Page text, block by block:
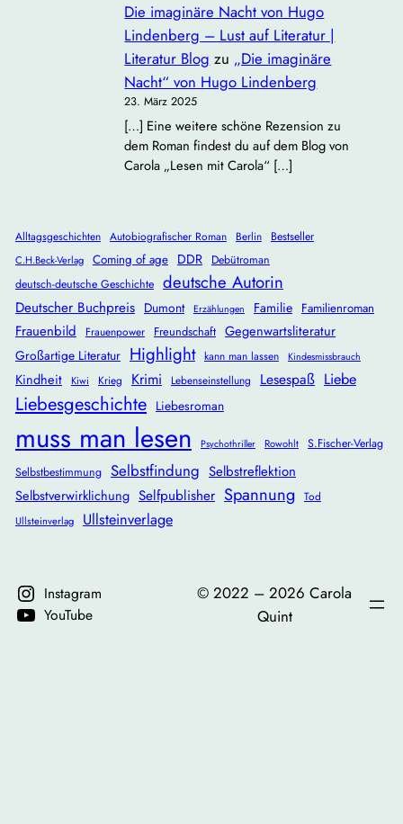
Die imaginäre Nacht von Hugo
Lindenberg – Lust auf Literatur |
Literatur Blog zu „Die imaginäre
Nacht“ von Hugo Lindenberg
23. März 2025
[…] Eine weitere schöne Rezension zu
dem Roman findest du auf dem Blog von
Carola „Lesen mit Carola“ […]
Alltagsgeschichten Autobiografischer Roman Berlin Bestseller
C.H.Beck-Verlag Coming of age DDR
Debütroman
deutsch-deutsche Geschichte deutsche Autorin
Deutscher Buchpreis Dumont Erzählungen Familie Familienroman
Frauenbild Frauenpower Freundschaft Gegenwartsliteratur
Großartige Literatur Highlight kann man lassen Kindesmissbrauch
Kindheit Kiwi Krieg Krimi Lebenseinstellung Lesespaß Liebe
Liebesgeschichte Liebesroman
muss man lesen Psychothriller Rowohlt
S.Fischer-Verlag
Selbstbestimmung Selbstfindung Selbstreflektion
Selbstverwirklichung Selfpublisher Spannung Tod
Ullsteinverlag Ullsteinverlage
Instagram
YouTube
©️ 2022 – 2026 Carola
Quint